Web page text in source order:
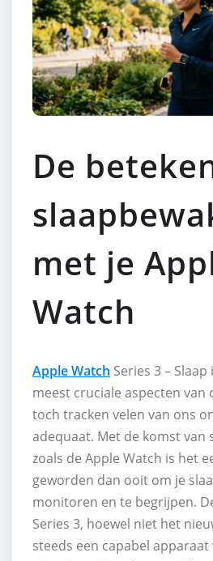
De
met je
Watch
Apple Watch Series 3 –
meest cruciale aspecten van
toch tracken velen van ons
adequaat. Met de komst van
zoals de Apple Watch is het
geworden dan ooit om je
monitoren en te begrijpen.
Series 3, hoewel niet het
steeds een capabel